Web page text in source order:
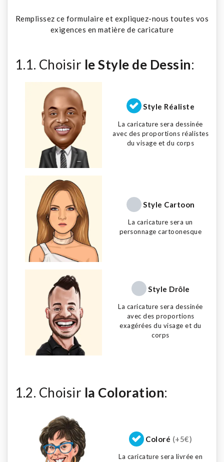
Remplissez ce formulaire et expliquez-nous toutes vos
exigences en matière de caricature
1.1. Choisir le Style de Dessin:
Style Réaliste
La caricature sera dessinée
avec des proportions réalistes
du visage et du corps
Style Cartoon
La caricature sera un
personnage cartoonesque
Style Drôle
La caricature sera dessinée
avec des proportions
exagérées du visage et du
corps
1.2. Choisir la Coloration:
Coloré (+5€)
La caricature sera livrée en